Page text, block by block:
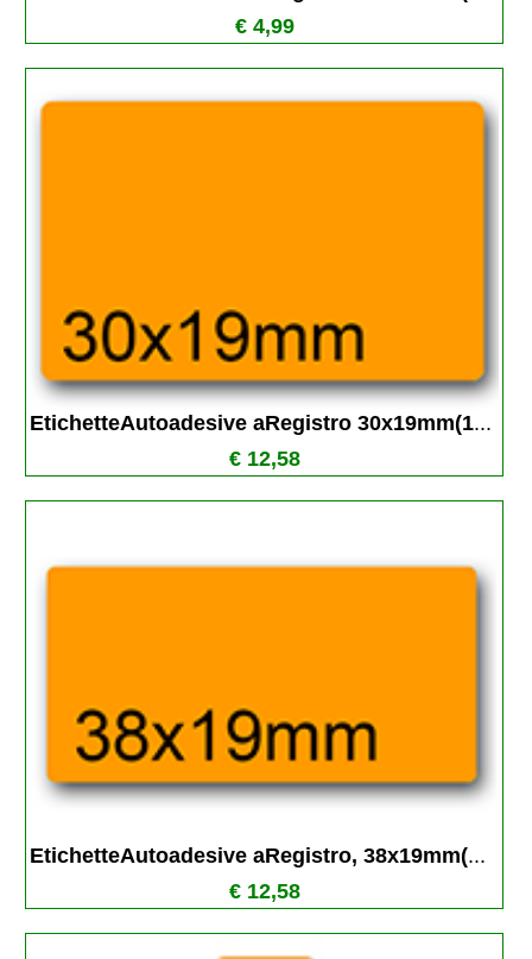
€ 4,99
EtichetteAutoadesive aRegistro 30x19mm(1
€ 12,58
EtichetteAutoadesive aRegistro, 38x19mm(
€ 12,58